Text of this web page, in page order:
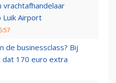
vrachtafhandelaar
Luik Airport
de businessclass? Bij
dat 170 euro extra